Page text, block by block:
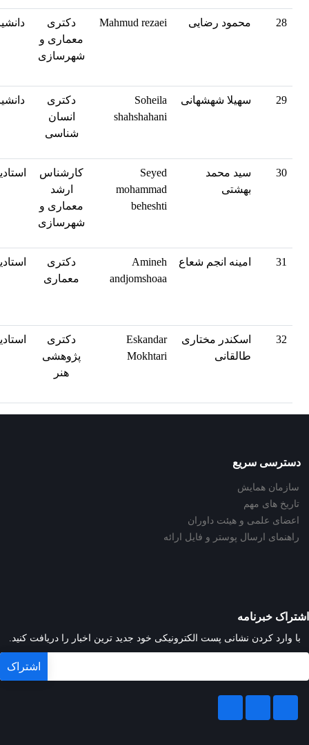
28 محمود رضایی Mahmud rezaei
دکتری
معماری و
شهرسازی
29 سهیلا شهشهانی
Soheila
shahshahani
دکتری
انسان
شناسی
30
سید محمد
بهشتی
Seyed
mohammad
beheshti
کارشناس
ارشد
معماری و
شهرسازی
31 امینه انجم شعاع
Amineh
andjomshoaa
دکتری
معماری
32
اسکندر مختاری
طالقانی
Eskandar
Mokhtari
دکتری
پژوهشی
هنر
دسترسی سریع
سازمان همایش
تاریخ های مهم
اعضای علمی و هیئت داوران
راهنمای ارسال پوستر و فایل ارائه
اشتراک خبرنامه
با وارد کردن نشانی پست الکترونیکی خود جدید ترین اخبار را دریافت کنید.